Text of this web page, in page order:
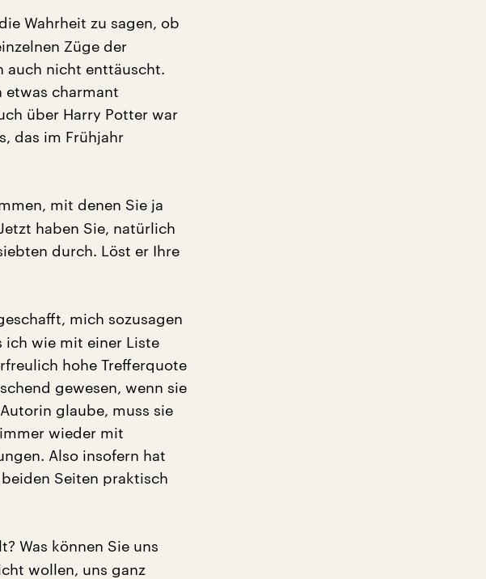
Wahrheit zu sagen, ob
Züge der
auch nicht enttäuscht.
etwas charmant
über Harry Potter war
das im Frühjahr
mit denen Sie ja
haben Sie, natürlich
durch. Löst er Ihre
mich sozusagen
ich wie mit einer Liste
hohe Trefferquote
gewesen, wenn sie
glaube, muss sie
wieder mit
Also insofern hat
Seiten praktisch
Was können Sie uns
wollen, uns ganz